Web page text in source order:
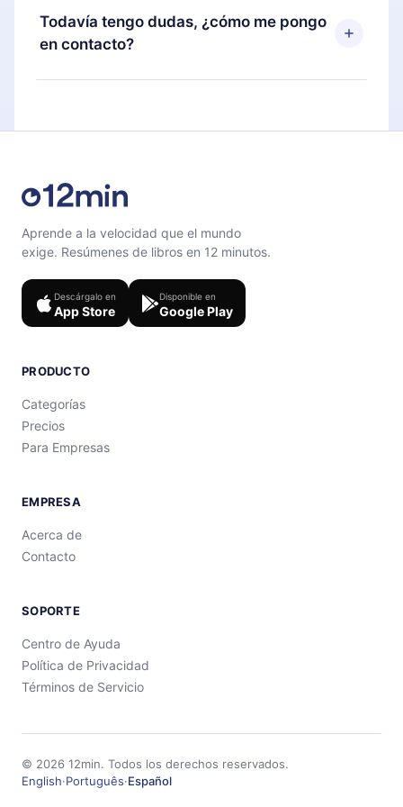
También puedes leer o escuchar tus títulos
favoritos sin conexión y desafiarte con un
puedes cancelar en cualquier momento y el
próximo ciclo de facturación no ocurrirá.
Todavía tengo dudas, ¿cómo me pongo
en contacto?
Siéntete libre de contactarnos en
Aprende a la velocidad que el mundo
exige. Resúmenes de libros en 12 minutos.
Descárgalo en
App Store
Disponible en
Google Play
PRODUCTO
Categorías
Precios
Para Empresas
EMPRESA
Acerca de
Contacto
SOPORTE
Centro de Ayuda
Política de Privacidad
Términos de Servicio
© 2026 12min. Todos los derechos reservados.
English·Português·Español